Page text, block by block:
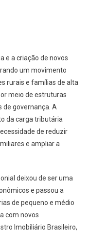
e a criação de novos
um movimento
rurais e famílias de alta
meio de estruturas
de governança. A
da carga tributária
de reduzir
e ampliar a
deixou de ser uma
e passou a
de pequeno e médio
com novos
Imobiliário Brasileiro,